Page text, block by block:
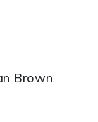
Brown